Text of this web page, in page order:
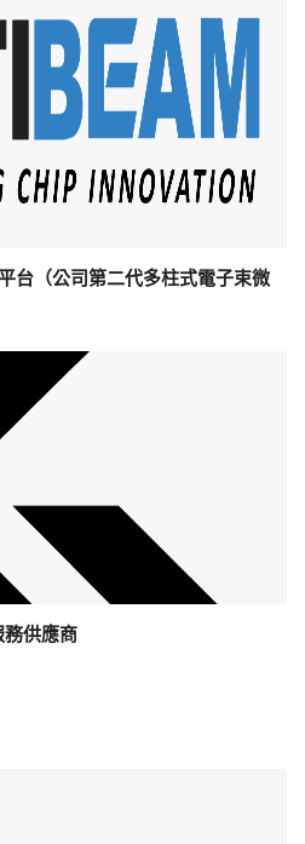
台（公司第二代多柱式電子束微
供應商